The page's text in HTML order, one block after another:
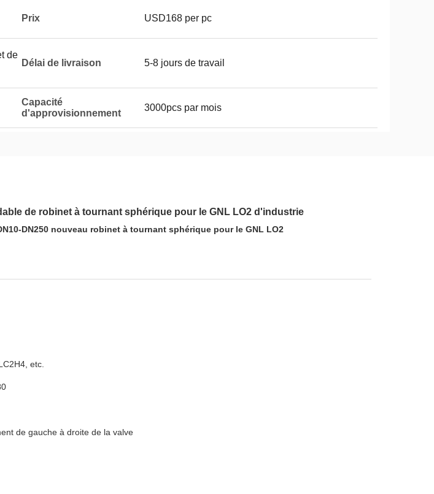
Prix USD168 per pc
de
Délai de livraison 5-8 jours de travail
Capacité
d'approvisionnement
3000pcs par mois
de robinet à tournant sphérique pour le GNL LO2 d'industrie
DN250 nouveau robinet à tournant sphérique pour le GNL LO2
etc.
de gauche à droite de la valve